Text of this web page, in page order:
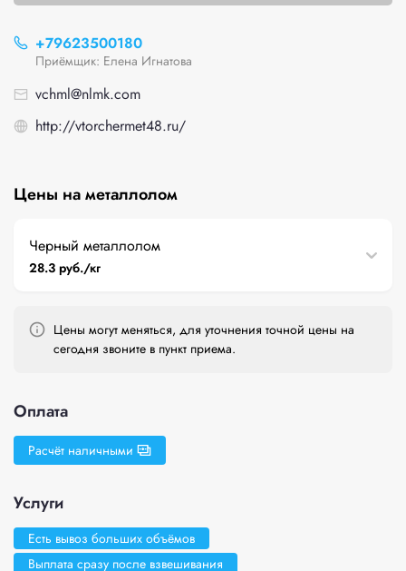
+79623500180
Приёмщик: Елена Игнатова
vchml@nlmk.com
http://vtorchermet48.ru/
Цены на металлолом
Черный металлолом
28.3 руб./кг
Цены могут меняться, для уточнения точной цены на
сегодня звоните в пункт приема.
Оплата
Расчёт наличными
Услуги
Есть вывоз больших объёмов
Выплата сразу после взвешивания